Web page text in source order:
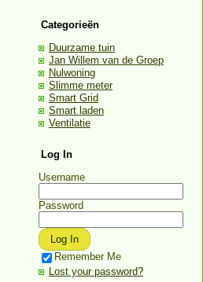
Categorieën
Duurzame tuin
Jan Willem van de Groep
Nulwoning
Slimme meter
Smart Grid
Smart laden
Ventilatie
Log In
Username
Password
Remember Me
Lost your password?